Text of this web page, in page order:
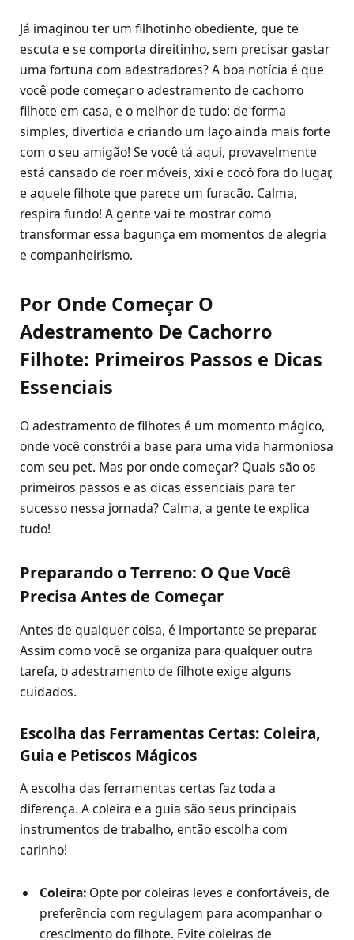
Já imaginou ter um filhotinho obediente, que te
escuta e se comporta direitinho, sem precisar gastar
uma fortuna com adestradores? A boa notícia é que
você pode começar o adestramento de cachorro
filhote em casa, e o melhor de tudo: de forma
simples, divertida e criando um laço ainda mais forte
com o seu amigão! Se você tá aqui, provavelmente
está cansado de roer móveis, xixi e cocô fora do lugar,
e aquele filhote que parece um furacão. Calma,
respira fundo! A gente vai te mostrar como
transformar essa bagunça em momentos de alegria
e companheirismo.
Por Onde Começar O
Adestramento De Cachorro
Filhote: Primeiros Passos e Dicas
Essenciais
O adestramento de filhotes é um momento mágico,
onde você constrói a base para uma vida harmoniosa
com seu pet. Mas por onde começar? Quais são os
primeiros passos e as dicas essenciais para ter
sucesso nessa jornada? Calma, a gente te explica
tudo!
Preparando o Terreno: O Que Você
Precisa Antes de Começar
Antes de qualquer coisa, é importante se preparar.
Assim como você se organiza para qualquer outra
tarefa, o adestramento de filhote exige alguns
cuidados.
Escolha das Ferramentas Certas: Coleira,
Guia e Petiscos Mágicos
A escolha das ferramentas certas faz toda a
diferença. A coleira e a guia são seus principais
instrumentos de trabalho, então escolha com
carinho!
Coleira: Opte por coleiras leves e confortáveis, de
preferência com regulagem para acompanhar o
crescimento do filhote. Evite coleiras de